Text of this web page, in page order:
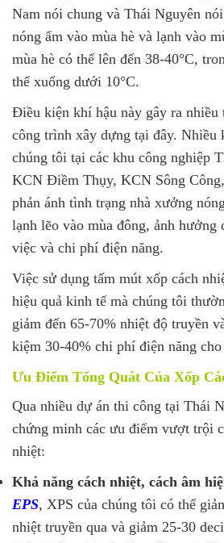
Nam nói chung và Thái Nguyên
nóng ẩm vào mùa hè và lạnh vào
mùa hè có thể lên đến 38-40°C,
thể xuống dưới 10°C.
Điều kiện khí hậu này gây ra nhiều
công trình xây dựng tại đây. Nhiều
chúng tôi tại các khu công nghiệp
KCN Điềm Thụy, KCN Sông
phản ánh tình trạng nhà xưởng
lạnh lẽo vào mùa đông, ảnh hưởng
việc và chi phí điện năng.
Việc sử dụng tấm mút xốp cách
hiệu quả kinh tế mà chúng tôi
giảm đến 65-70% nhiệt độ truyền
kiệm 30-40% chi phí điện năng
Ưu Điểm Tổng Quát Của Xốp
Qua nhiều dự án thi công tại Thái
chứng minh các ưu điểm vượt trội
nhiệt:
Khả năng cách nhiệt, cách âm
EPS, XPS của chúng tôi có thể
nhiệt truyền qua và giảm 25-30